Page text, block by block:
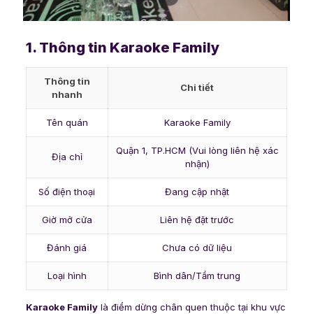
1. Thông tin Karaoke Family
Thông tin
nhanh
Chi tiết
Tên quán Karaoke Family
Địa chỉ
Quận 1, TP.HCM (Vui lòng liên hệ xác
nhận)
Số điện thoại Đang cập nhật
Giờ mở cửa Liên hệ đặt trước
Đánh giá Chưa có dữ liệu
Loại hình Bình dân/Tầm trung
Karaoke Familylà điểm dừng chân quen thuộc tại khu vực